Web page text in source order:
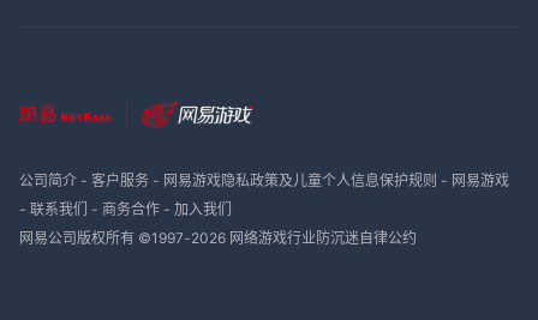
公司简介- 客户服务- 网易游戏隐私政策及儿童个人信息保护规则 - 网易游戏
- 联系我们 - 商务合作- 加入我们
网易公司版权所有 ©1997-2026 网络游戏行业防沉迷自律公约